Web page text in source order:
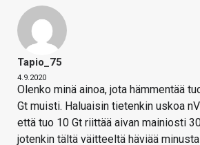
Tapio_75
4.9.2020
Olenko minä ainoa, jota hämmentää
Gt muisti. Haluaisin tietenkin uskoa
että tuo 10 Gt riittää aivan mainiosti
jotenkin tältä väitteeltä häviää